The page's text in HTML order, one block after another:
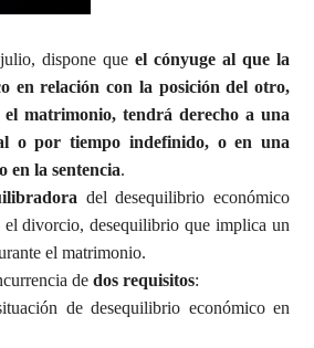
dispone que el cónyuge al que la
en relación con la posición del otro,
matrimonio, tendrá derecho a una
o por tiempo indefinido, o en una
en la sentencia.
del desequilibrio económico
divorcio, desequilibrio que implica un
el matrimonio.
de dos requisitos:
de desequilibrio económico en